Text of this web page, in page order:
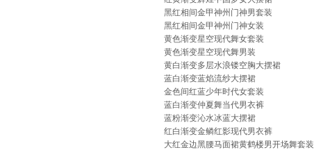
黑红相间金甲神州门神男套装
黑红相间金甲神州门神女装
黄色渐变星空现代舞女套装
黄色渐变星空现代舞男装
黄白渐变多层水浪镂空胸大摆裙
蓝白渐变蓝焰流纱大摆裙
金色间红蓝少年时代女套装
蓝白渐变仲夏舞当代男衣裤
蓝粉渐变沁水冰蓝大摆裙
红白渐变金鳞红影现代男衣裤
大红金边黑腰马面裙黄鹤楼男开场舞套装